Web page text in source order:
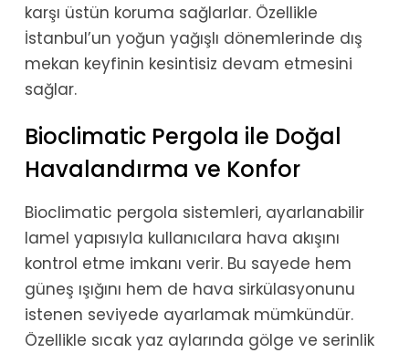
karşı üstün koruma sağlarlar. Özellikle
İstanbul’un yoğun yağışlı dönemlerinde dış
mekan keyfinin kesintisiz devam etmesini
sağlar.
Bioclimatic Pergola ile Doğal
Havalandırma ve Konfor
Bioclimatic pergola sistemleri, ayarlanabilir
lamel yapısıyla kullanıcılara hava akışını
kontrol etme imkanı verir. Bu sayede hem
güneş ışığını hem de hava sirkülasyonunu
istenen seviyede ayarlamak mümkündür.
Özellikle sıcak yaz aylarında gölge ve serinlik